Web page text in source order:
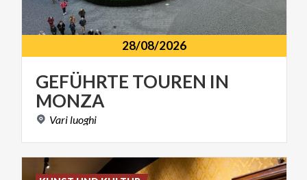
28/08/2026
GEFÜHRTE TOUREN IN
MONZA
Variluoghi